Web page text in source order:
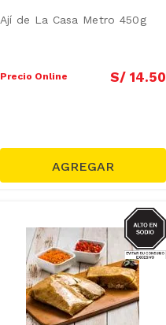
Ají de La Casa Metro 450g
Precio Online S/ 14.50
SODIO